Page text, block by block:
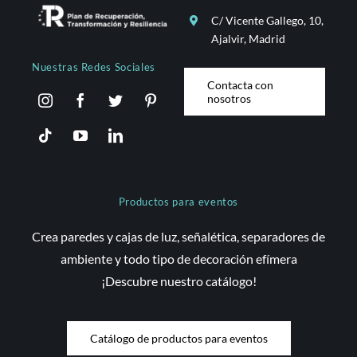
Nuestras Redes Sociales
C/ Vicente Gallego, 10,
Ajalvir, Madrid
Contacta con
nosotros
Productos para eventos
Crea paredes y cajas de luz, señalética, separadores de
ambiente y todo tipo de decoración efímera
¡Descubre nuestro catálogo!
Catálogo de productos para eventos